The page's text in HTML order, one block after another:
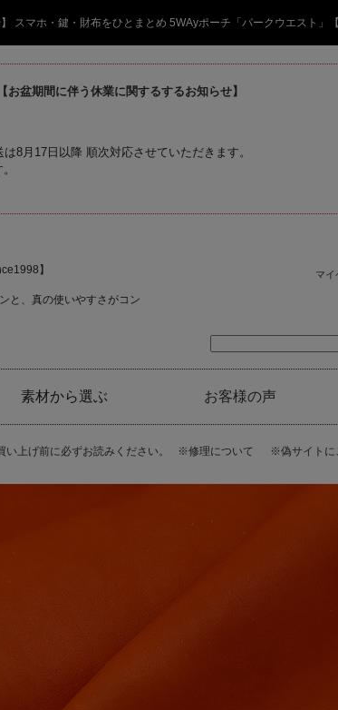
スマホ・鍵・財布をひとまとめ 5WAyポーチ「パークウエスト」【
【お盆期間に伴う休業に関するするお知らせ】
8月17日以降 順次対応させていただきます。
】
と、真の使いやすさがコン
マイ
素材から選ぶ お客様の声
い上げ前に必ずお読みください。 ※修理について ※偽サイト